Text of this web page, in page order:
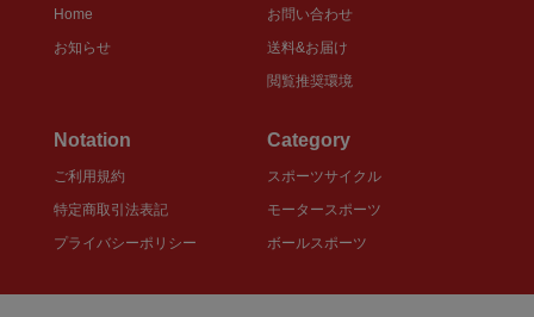
Home
お知らせ
お問い合わせ
送料&お届け
閲覧推奨環境
Notation
ご利用規約
特定商取引法表記
プライバシーポリシー
Category
スポーツサイクル
モータースポーツ
ボールスポーツ